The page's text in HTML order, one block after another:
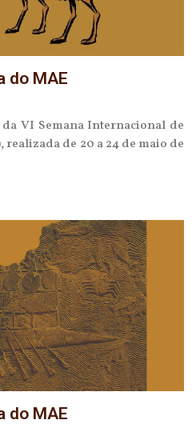
do MAE
VI Semana Internacional de
de 20 a 24 de maio de
do MAE